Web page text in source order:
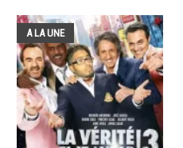
A LA UNE